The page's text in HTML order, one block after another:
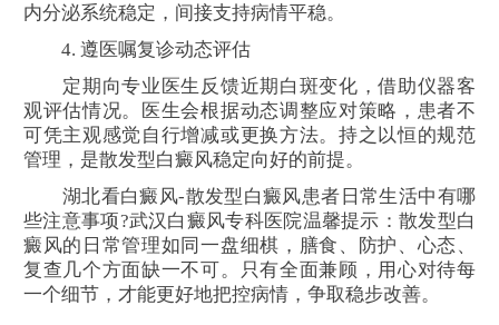
内分泌系统稳定，间接支持病情平稳。
4. 遵医嘱复诊动态评估
定期向专业医生反馈近期白斑变化，借助仪器客
观评估情况。医生会根据动态调整应对策略，患者不
可凭主观感觉自行增减或更换方法。持之以恒的规范
管理，是散发型白癜风稳定向好的前提。
湖北看白癜风-散发型白癜风患者日常生活中有哪
些注意事项?武汉白癜风专科医院温馨提示：散发型白
癜风的日常管理如同一盘细棋，膳食、防护、心态、
复查几个方面缺一不可。只有全面兼顾，用心对待每
一个细节，才能更好地把控病情，争取稳步改善。